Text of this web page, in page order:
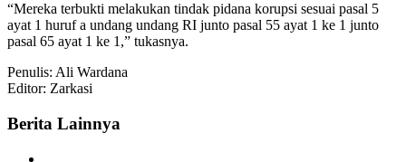
“Mereka terbukti melakukan tindak pidana korupsi sesuai pasal 5
ayat 1 huruf a undang undang RI junto pasal 55 ayat 1 ke 1 junto
pasal 65 ayat 1 ke 1,” tukasnya.
Penulis: Ali Wardana
Editor: Zarkasi
Berita Lainnya